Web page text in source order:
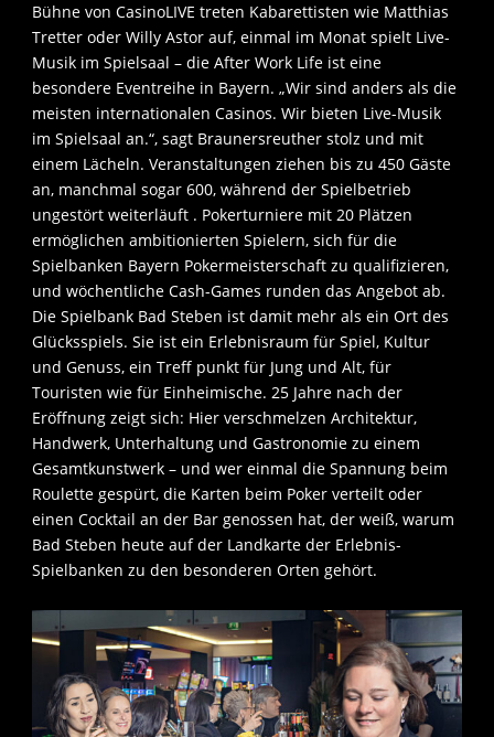
Bühne von CasinoLIVE treten Kabarettisten wie Matthias
Tretter oder Willy Astor auf, einmal im Monat spielt Live-
Musik im Spielsaal – die After Work Life ist eine
besondere Eventreihe in Bayern. „Wir sind anders als die
meisten internationalen Casinos. Wir bieten Live-Musik
im Spielsaal an.“, sagt Braunersreuther stolz und mit
einem Lächeln. Veranstaltungen ziehen bis zu 450 Gäste
an, manchmal sogar 600, während der Spielbetrieb
ungestört weiterläuft . Pokerturniere mit 20 Plätzen
ermöglichen ambitionierten Spielern, sich für die
Spielbanken Bayern Pokermeisterschaft zu qualifizieren,
und wöchentliche Cash-Games runden das Angebot ab.
Die Spielbank Bad Steben ist damit mehr als ein Ort des
Glücksspiels. Sie ist ein Erlebnisraum für Spiel, Kultur
und Genuss, ein Treff punkt für Jung und Alt, für
Touristen wie für Einheimische. 25 Jahre nach der
Eröffnung zeigt sich: Hier verschmelzen Architektur,
Handwerk, Unterhaltung und Gastronomie zu einem
Gesamtkunstwerk – und wer einmal die Spannung beim
Roulette gespürt, die Karten beim Poker verteilt oder
einen Cocktail an der Bar genossen hat, der weiß, warum
Bad Steben heute auf der Landkarte der Erlebnis-
Spielbanken zu den besonderen Orten gehört.